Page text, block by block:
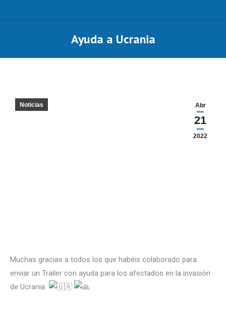
Ayuda a Ucrania
Abr
21
2022
Noticias
Muchas gracias a todos los que habéis colaborado para
enviar un Trailer con ayuda para los afectados en la invasión
de Ucrania